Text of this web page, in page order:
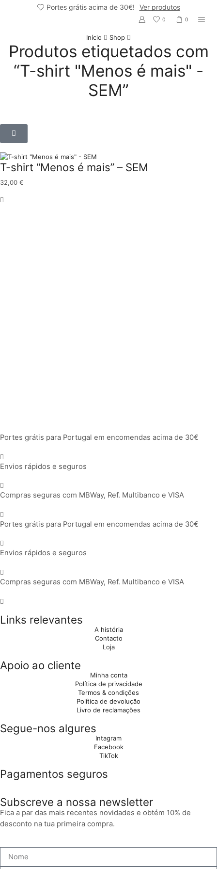
Portes grátis acima de 30€! Ver produtos
0 0
Início Shop
Produtos etiquetados com
“T-shirt "Menos é mais" -
SEM”
T-shirt “Menos é mais” – SEM
32,00 €
Portes grátis para Portugal em encomendas acima de 30€
Envios rápidos e seguros
Compras seguras com MBWay, Ref. Multibanco e VISA
Portes grátis para Portugal em encomendas acima de 30€
Envios rápidos e seguros
Compras seguras com MBWay, Ref. Multibanco e VISA
Links relevantes
A história
Contacto
Loja
Apoio ao cliente
Minha conta
Política de privacidade
Termos & condições
Política de devolução
Livro de reclamações
Segue-nos algures
Intagram
Facebook
TikTok
Pagamentos seguros
Subscreve a nossa newsletter
Fica a par das mais recentes novidades e obtém 10% de
desconto na tua primeira compra.